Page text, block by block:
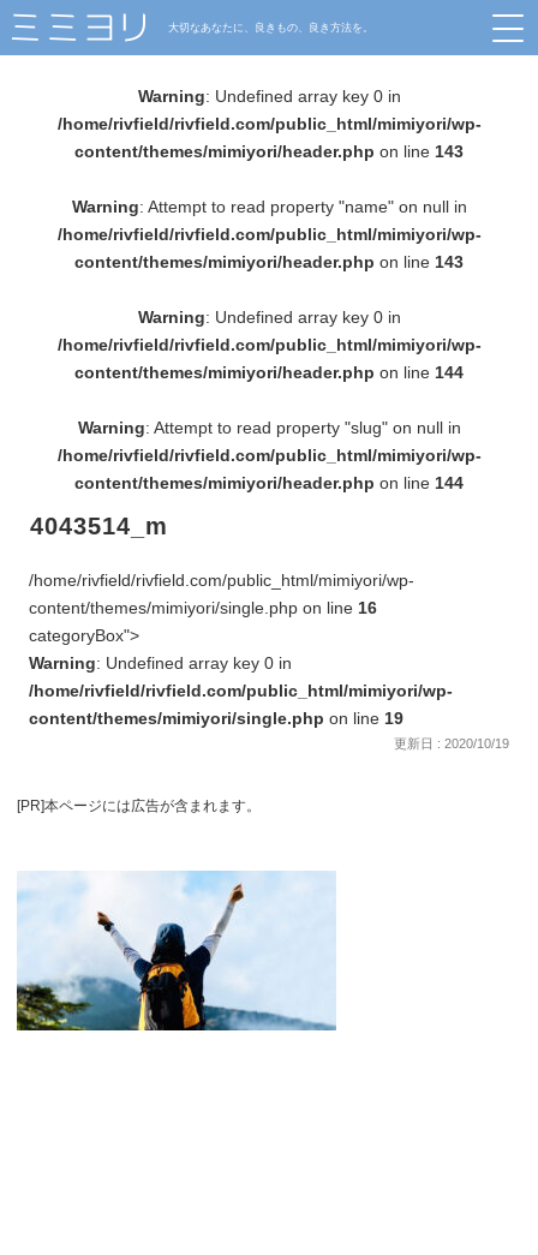
大切なあなたに、良きもの、良き方法を。
Warning: Undefined array key 0 in
/home/rivfield/rivfield.com/public_html/mimiyori/wp-
content/themes/mimiyori/header.php on line 143
Warning: Attempt to read property "name" on null in
/home/rivfield/rivfield.com/public_html/mimiyori/wp-
content/themes/mimiyori/header.php on line 143
Warning: Undefined array key 0 in
/home/rivfield/rivfield.com/public_html/mimiyori/wp-
content/themes/mimiyori/header.php on line 144
Warning: Attempt to read property "slug" on null in
/home/rivfield/rivfield.com/public_html/mimiyori/wp-
content/themes/mimiyori/header.php on line 144
4043514_m
/home/rivfield/rivfield.com/public_html/mimiyori/wp-
content/themes/mimiyori/single.php on line 16
categoryBox">
Warning: Undefined array key 0 in
/home/rivfield/rivfield.com/public_html/mimiyori/wp-
content/themes/mimiyori/single.php on line 19
更新日 : 2020/10/19
[PR]本ページには広告が含まれます。